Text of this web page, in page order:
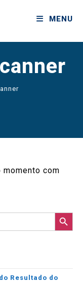
MENU
momento com
SEARCH BUTTON
Resultado do